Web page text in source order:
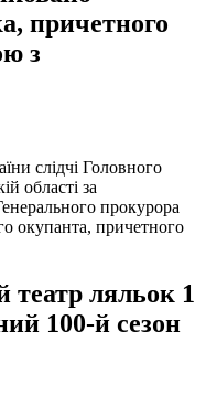
причетного
з
слідчі Головного
області за
прокурора
окупанта, причетного
театр ляльок 1
100-й сезон